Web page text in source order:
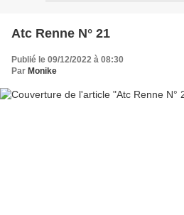
Atc Renne N° 21
Publié le 09/12/2022 à 08:30
Par Monike